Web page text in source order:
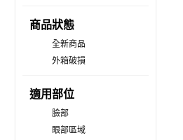
商品狀態
全新商品
外箱破損
適用部位
臉部
眼部區域